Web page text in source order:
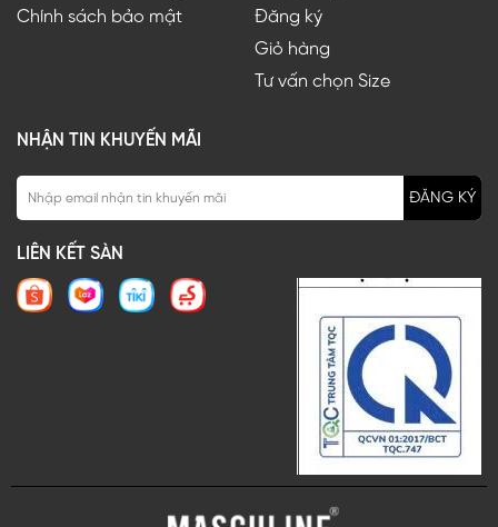
Chính sách bảo mật
Đăng ký
Giỏ hàng
Tư vấn chọn Size
NHẬN TIN KHUYẾN MÃI
ĐĂNG KÝ
LIÊN KẾT SÀN